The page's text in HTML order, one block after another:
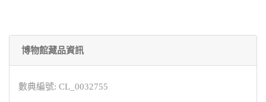
博物館藏品資訊
數典編號: CL_0032755